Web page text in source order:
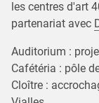
les centres d'art
partenariat avec
Auditorium :
Cafétéria : pôle
Cloître :